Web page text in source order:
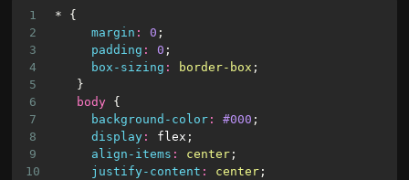
16
17
<!--Triangle-->
18
</div>
19
20
</div>
21
</body>
22
23
1
* {
2
margin : 0 ;
3
padding : 0 ;
4
box-sizing : border-box ;
5
    }
6
body {
7
background-color : #000 ;
8
display : flex ;
9
align-items : center ;
10
justify-content : center ;